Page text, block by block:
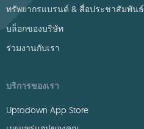
ทรัพยากรแบรนด์ & สื่อประชาสัมพันธ์
บล็อกของบริษัท
ร่วมงานกับเรา
บริการของเรา
Uptodown App Store